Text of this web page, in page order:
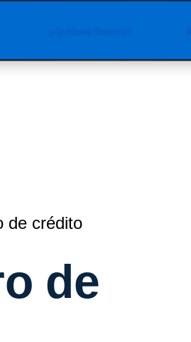
¿Quiénes Somos?
de crédito
de